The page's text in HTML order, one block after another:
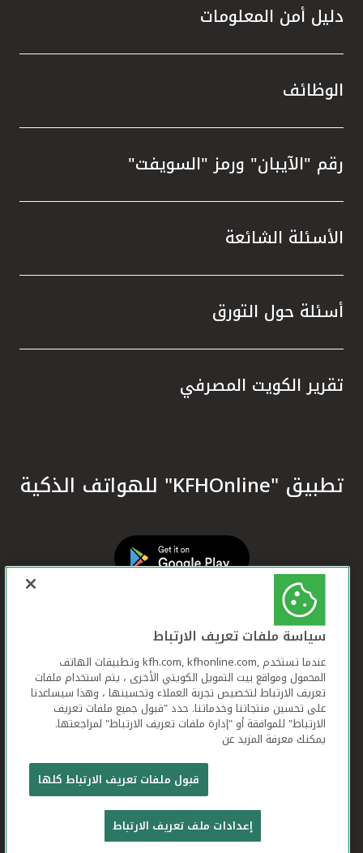
دليل أمن المعلومات
الوظائف
رقم "الآيبان" ورمز "السويفت"
الأسئلة الشائعة
أسئلة حول التورق
تقرير الكويت المصرفي
تطبيق "KFHOnline" للهواتف الذكية
بيت التمويل الكويتي جميع الحقوق محفوظة © 2025
شروط وأحكام استخدام الموقع الإلكتروني
تعريف الارتباط بيان الخصوصية
سياسة ملفات تعريف الارتباط
عندما تستخدم ,kfh.com, kfhonline.com وتطبيقات الهاتف
المحمول ومواقع بيت التمويل الكويتي الأخرى ، يتم استخدام ملفات
تعريف الارتباط لتخصيص تجربة العملاء وتحسينها ، وهذا سيساعدنا
على تحسين منتجاتنا وخدماتنا. حدد "قبول جميع ملفات تعريف
الارتباط" للموافقة أو "إدارة ملفات تعريف الارتباط" لمراجعتها.
يمكنك معرفة المزيد عن
قبول ملفات تعريف الارتباط كلها
إعدادات ملف تعريف الارتباط